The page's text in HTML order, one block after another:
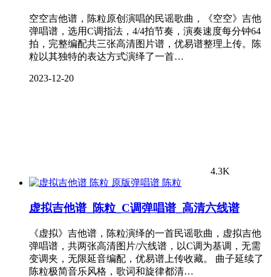
空空吉他谱，陈粒原创演唱的民谣歌曲，《空空》吉他
弹唱谱，选用C调指法，4/4拍节奏，演奏速度每分钟64
拍，完整编配共三张高清图片谱，优易谱整理上传。陈
粒以其独特的表达方式演绎了一首…
2023-12-20
4.3K
陈粒
虚拟吉他谱_陈粒_C调弹唱谱_高清六线谱
《虚拟》吉他谱，陈粒演绎的一首民谣歌曲，虚拟吉他
弹唱谱，共两张高清图片/六线谱，以C调为基调，无需
变调夹，无限延音编配，优易谱上传收藏。 曲子延续了
陈粒极简音乐风格，歌词和旋律都清…